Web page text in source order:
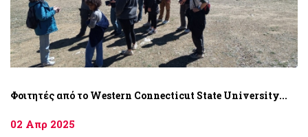
Φοιτητές από το Western Connecticut State University...
02 Απρ 2025